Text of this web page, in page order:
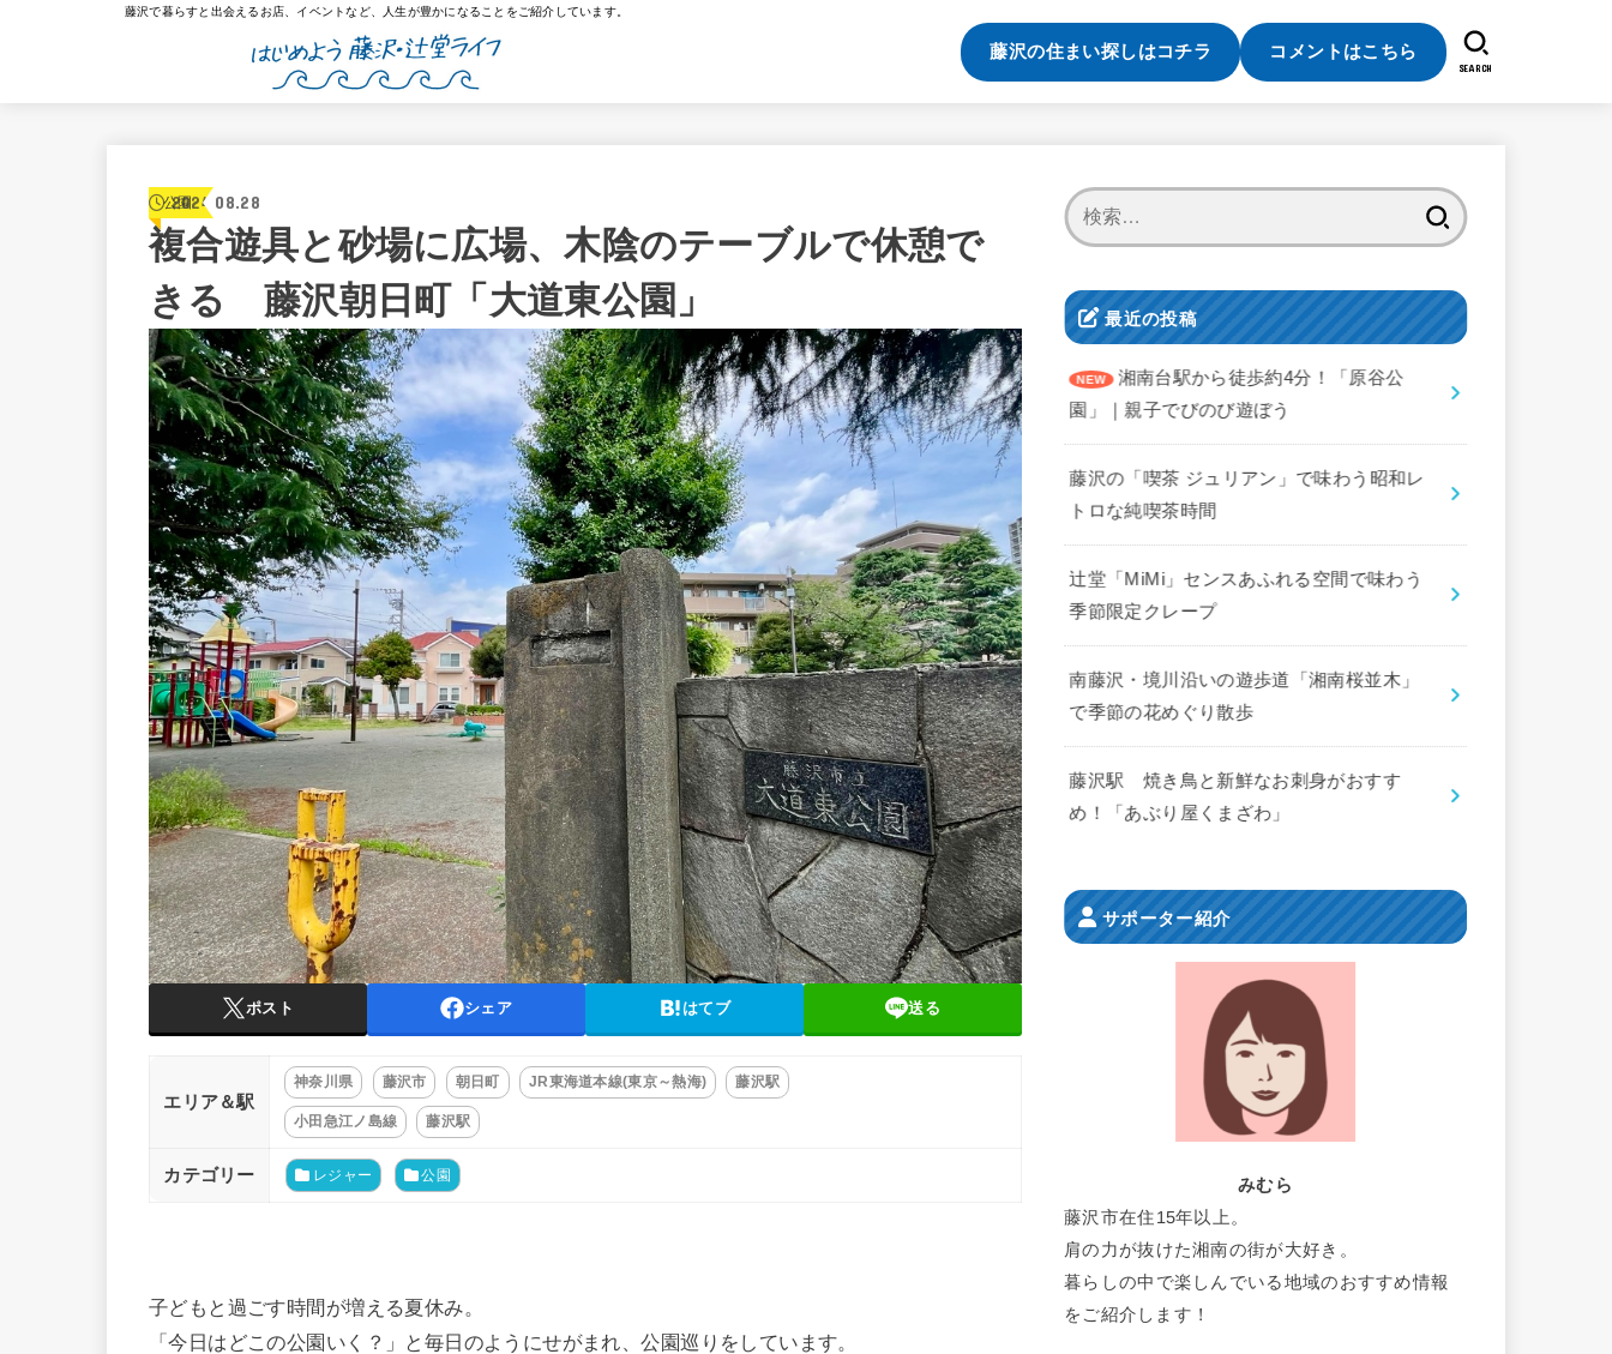
藤沢で暮らすと出会えるお店、イベントなど、人生が豊かになることをご紹介しています。
藤沢の住まい探しはコチラ コメントはこちら
SEARCH
公園
2024.08.28
複合遊具と砂場に広場、木陰のテーブルで休憩で
きる 藤沢朝日町「大道東公園」
ポスト シェア はてブ 送る
エリア＆駅
神奈川県 藤沢市 朝日町 JR東海道本線(東京～熱海) 藤沢駅
小田急江ノ島線 藤沢駅
カテゴリー レジャー 公園
子どもと過ごす時間が増える夏休み。
「今日はどこの公園いく？」と毎日のようにせがまれ、公園巡りをしています。
最近の投稿
湘南台駅から徒歩約4分！「原谷公
園」｜親子でびのび遊ぼう
藤沢の「喫茶 ジュリアン」で味わう昭和レ
トロな純喫茶時間
辻堂「MiMi」センスあふれる空間で味わう
季節限定クレープ
南藤沢・境川沿いの遊歩道「湘南桜並木」
で季節の花めぐり散歩
藤沢駅 焼き鳥と新鮮なお刺身がおすす
め！「あぶり屋くまざわ」
サポーター紹介
みむら
藤沢市在住15年以上。
肩の力が抜けた湘南の街が大好き。
暮らしの中で楽しんでいる地域のおすすめ情報
をご紹介します！